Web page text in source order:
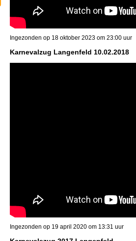
Ingezonden op 18 oktober 2023 om 23:00 uur
Karnevalzug Langenfeld 10.02.2018
Ingezonden op 19 april 2020 om 13:31 uur